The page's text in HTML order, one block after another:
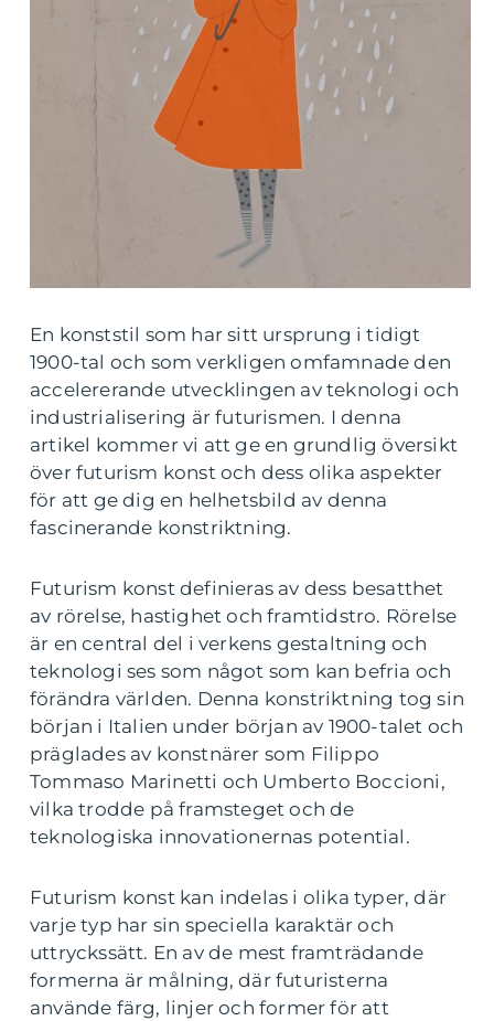
En konststil som har sitt ursprung i tidigt
1900-tal och som verkligen omfamnade den
accelererande utvecklingen av teknologi och
industrialisering är futurismen. I denna
artikel kommer vi att ge en grundlig översikt
över futurism konst och dess olika aspekter
för att ge dig en helhetsbild av denna
fascinerande konstriktning.
Futurism konst definieras av dess besatthet
av rörelse, hastighet och framtidstro. Rörelse
är en central del i verkens gestaltning och
teknologi ses som något som kan befria och
förändra världen. Denna konstriktning tog sin
början i Italien under början av 1900-talet och
präglades av konstnärer som Filippo
Tommaso Marinetti och Umberto Boccioni,
vilka trodde på framsteget och de
teknologiska innovationernas potential.
Futurism konst kan indelas i olika typer, där
varje typ har sin speciella karaktär och
uttryckssätt. En av de mest framträdande
formerna är målning, där futuristerna
använde färg, linjer och former för att